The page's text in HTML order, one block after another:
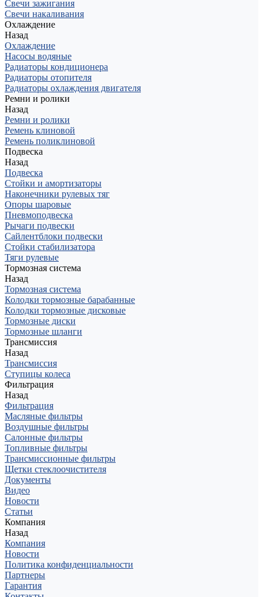
Свечи зажигания
Свечи накаливания
Охлаждение
Назад
Охлаждение
Насосы водяные
Радиаторы кондиционера
Радиаторы отопителя
Радиаторы охлаждения двигателя
Ремни и ролики
Назад
Ремни и ролики
Ремень клиновой
Ремень поликлиновой
Подвеска
Назад
Подвеска
Стойки и амортизаторы
Наконечники рулевых тяг
Опоры шаровые
Пневмоподвеска
Рычаги подвески
Сайлентблоки подвески
Стойки стабилизатора
Тяги рулевые
Тормозная система
Назад
Тормозная система
Колодки тормозные барабанные
Колодки тормозные дисковые
Тормозные диски
Тормозные шланги
Трансмиссия
Назад
Трансмиссия
Ступицы колеса
Фильтрация
Назад
Фильтрация
Масляные фильтры
Воздушные фильтры
Салонные фильтры
Топливные фильтры
Трансмиссионные фильтры
Щетки стеклоочистителя
Документы
Видео
Новости
Статьи
Компания
Назад
Компания
Новости
Политика конфиденциальности
Партнеры
Гарантия